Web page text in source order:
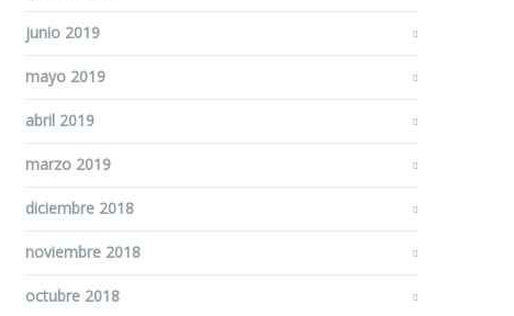
junio 2019
mayo 2019
abril 2019
marzo 2019
diciembre 2018
noviembre 2018
octubre 2018